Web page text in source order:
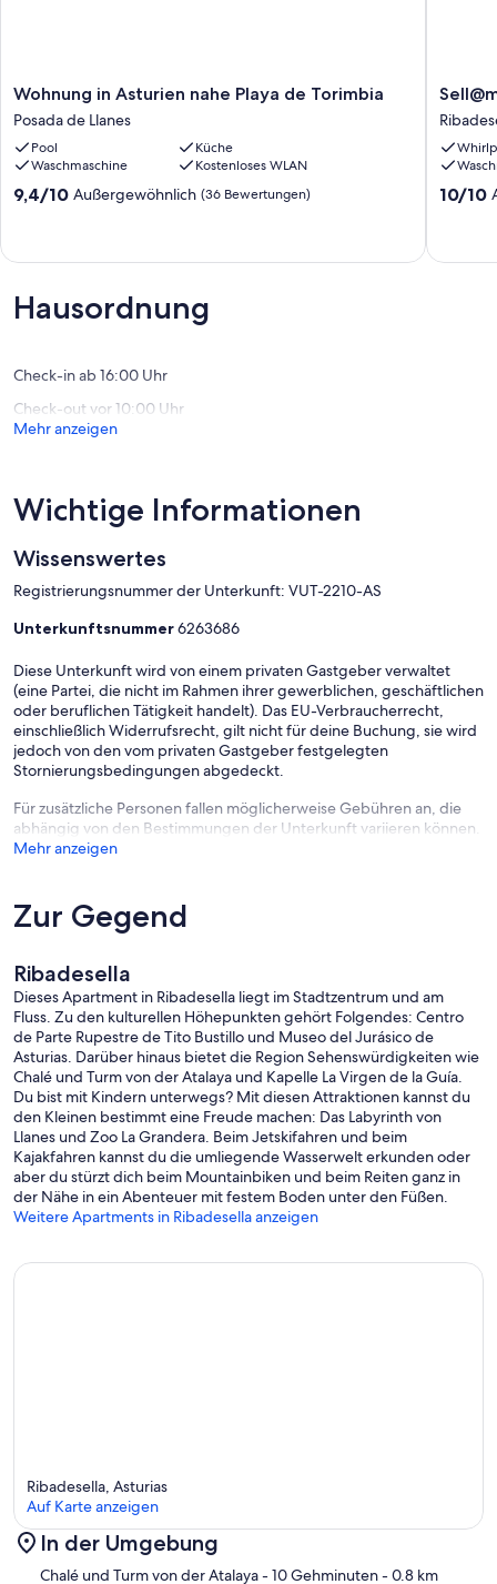
Wohnung
in
Asturien
nahe
Playa
de
Wohnung in Asturien nahe Playa de Torimbia
Posada de Llanes
Pool
Küche
Waschmaschine
Kostenloses WLAN
9.4
9,4/10 Außergewöhnlich (36 Bewertungen)
Cozy
and
stylish
10.0
10/10
Hausordnung
Check-in ab 16:00 Uhr
Check-out vor 10:00 Uhr
Mehr anzeigen
Wichtige Informationen
Wissenswertes
Registrierungsnummer der Unterkunft: VUT-2210-AS
Unterkunftsnummer6263686
Diese Unterkunft wird von einem privaten Gastgeber verwaltet
(eine Partei, die nicht im Rahmen ihrer gewerblichen, geschäftlichen
oder beruflichen Tätigkeit handelt). Das EU-Verbraucherrecht,
einschließlich Widerrufsrecht, gilt nicht für deine Buchung, sie wird
jedoch von den vom privaten Gastgeber festgelegten
Stornierungsbedingungen abgedeckt.
Für zusätzliche Personen fallen möglicherweise Gebühren an, die
abhängig von den Bestimmungen der Unterkunft variieren können.
Mehr anzeigen
Zur Gegend
Ribadesella
Dieses Apartment in Ribadesella liegt im Stadtzentrum und am
Fluss. Zu den kulturellen Höhepunkten gehört Folgendes: Centro
de Parte Rupestre de Tito Bustillo und Museo del Jurásico de
Asturias. Darüber hinaus bietet die Region Sehenswürdigkeiten wie
Chalé und Turm von der Atalaya und Kapelle La Virgen de la Guía.
Du bist mit Kindern unterwegs? Mit diesen Attraktionen kannst du
den Kleinen bestimmt eine Freude machen: Das Labyrinth von
Llanes und Zoo La Grandera. Beim Jetskifahren und beim
Kajakfahren kannst du die umliegende Wasserwelt erkunden oder
aber du stürzt dich beim Mountainbiken und beim Reiten ganz in
der Nähe in ein Abenteuer mit festem Boden unter den Füßen.
Weitere Apartments in Ribadesella anzeigen
Karte
Ribadesella, Asturias
Auf Karte anzeigen
In der Umgebung
Chalé und Turm von der Atalaya- 10 Gehminuten- 0.8 km